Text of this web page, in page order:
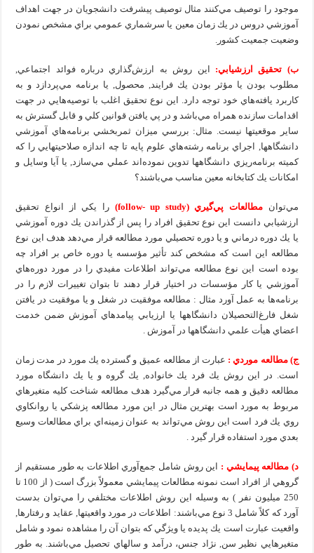
موجود را توصيف مي‌كنند مثال توصيف پيشرفت دانشجويان در جهت اهداف
آموزشي دروس در يك زمان معين يا سرشماري عمومي براي مشخص نمودن
وضعيت جمعيت كشور.
ب) تحقيق ارزشيابي: اين روش به ارزش‌گذاري درباره فوائد اجتماعي,
مطلوب بودن يا مؤثر بودن يك فرايند, محصول, يا برنامه مي‌پردازد و به
كاربرد يافته‌هاي خود توجه دارد. اين نوع تحقيق اغلب با توصيه‌هايي در جهت
اقدامات سازنده همراه مي‌باشد و در پي يافتن قوانين كلي و قابل گسترش به
ساير موقعيتها نيست. مثال: بررسي ميزان ثمربخشي برنامه‌هاي آموزشي
دانشگاهها, اجراي برنامه رشته‌هاي علوم پايه تا چه اندازه صلاحيتهايي را كه
كميته برنامه‌ريزي دانشگاهها تدوين نموده‌اند عملي مي‌سازد, يا آيا وسايل و
امكانات يك كتابخانه معين مناسب مي‌باشند؟
مي‌توان مطالعات پي‌گيري(follow- up study
) را يكي از انواع تحقيق
ارزشيابي دانست اين نوع تحقيق افراد را پس از گذراندن يك دوره آموزشي
يا يك دوره درماني و يا دوره تحصيلي مورد مطالعه قرار مي‌دهد هدف اين نوع
مطالعه اين است كه مشخص كند تأثير مؤسسه يا دوره خاص بر افراد چه
بوده است اين نوع مطالعه مي‌تواند اطلاعات مفيدي را در مورد دوره‌هاي
آموزشي يا كار مؤسسات در اختيار قرار دهند تا بتوان تغييرات لازم را در
برنامه‌ها به عمل آورد مثال : مطالعه موفقيت در شغل و يا موفقيت در يافتن
شغل فارغ‌التحصيلان دانشگاهها يا ارزيابي پيامدهاي آموزش ضمن خدمت
اعضاي هيأت علمي دانشگاهها در آموزش .
ج) مطالعه موردي : عبارت از مطالعه عميق و گسترده يك مورد در مدت زمان
است. در اين روش يك فرد يك خانواده, يك گروه و يا يك دانشگاه مورد
مطالعه دقيق و همه جانبه قرار مي‌گيرد هدف مطالعه شناخت كليه متغيرهاي
مربوط به مورد است بهترين مثال در اين مورد مطالعه پزشكي يا روانكاوي
روي يك فرد است اين روش مي‌تواند به عنوان زمينه‌اي براي مطالعات وسيع
بعدي مورد استفاده قرار گيرد .
د) مطالعه پيمايشي : اين روش شامل جمع‌آوري اطلاعات به طور مستقيم از
گروهي از افراد است نمونه مطالعات پيمايشي معمولاً بزرگ است ( از 100 تا
250 ميليون نفر ) به وسيله اين روش اطلاعات مختلفي را مي‌توان بدست
آورد كه كلاً شامل 3 نوع مي‌باشند: اطلاعات در مورد واقعيتها, عقايد و رفتارها,
واقعيت عبارت است يك پديده يا ويژگي كه بتوان آن را مشاهده نمود و شامل
متغيرهايي نظير سن, نژاد جنس، درآمد و سالهاي تحصيل مي‌باشند. به طور